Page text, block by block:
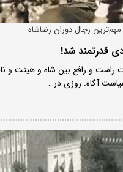
رجال دوران رضاشاه
قدرتمند شد!
راست و رافع بین شاه و هیئت و
آگاه. روزی در…